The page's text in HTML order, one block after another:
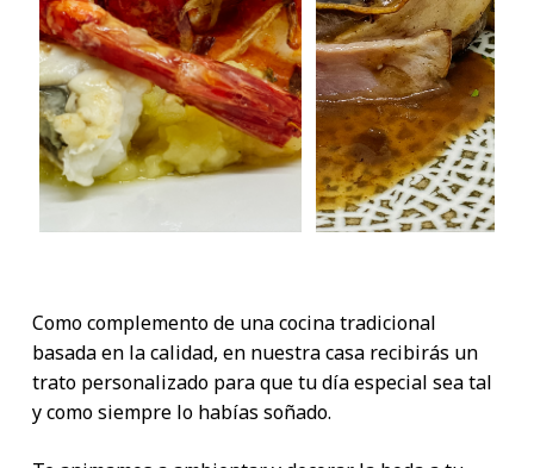
Como complemento de una cocina tradicional
basada en la calidad, en nuestra casa recibirás un
trato personalizado para que tu día especial sea tal
y como siempre lo habías soñado.